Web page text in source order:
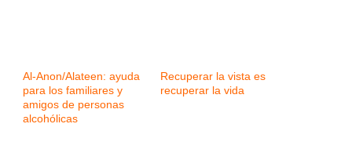
Al-Anon/Alateen: ayuda
para los familiares y
amigos de personas
alcohólicas
Recuperar la vista es
recuperar la vida